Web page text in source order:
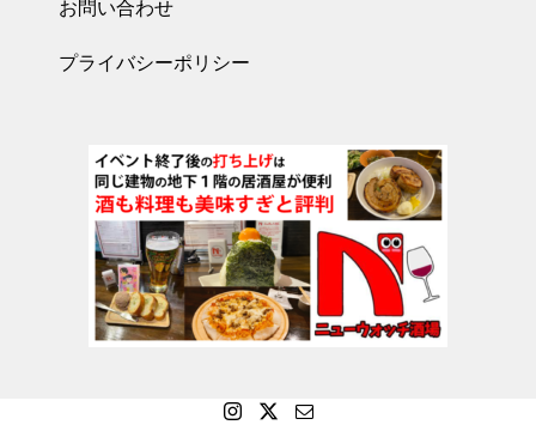
お問い合わせ
プライバシーポリシー